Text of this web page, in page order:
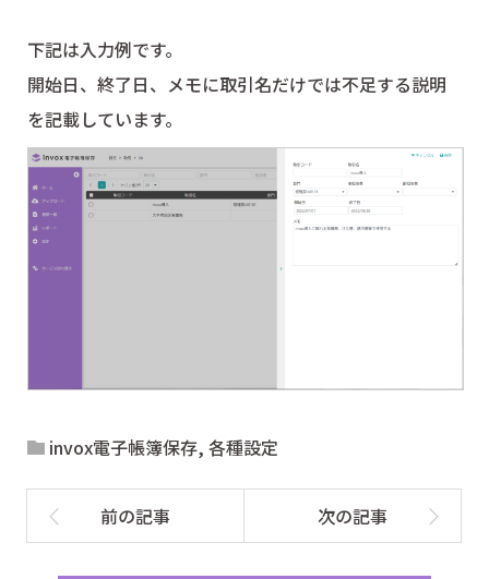
下記は入力例です。
開始日、終了日、メモに取引名だけでは不足する説明
を記載しています。
invox電子帳簿保存, 各種設定